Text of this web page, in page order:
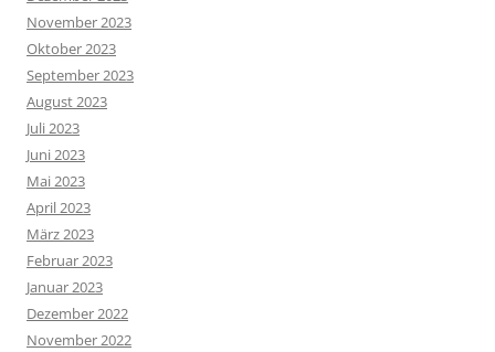
November 2023
Oktober 2023
September 2023
August 2023
Juli 2023
Juni 2023
Mai 2023
April 2023
März 2023
Februar 2023
Januar 2023
Dezember 2022
November 2022